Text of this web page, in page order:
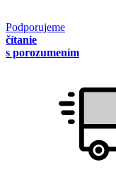
Podporujeme
čítanie
s porozumením